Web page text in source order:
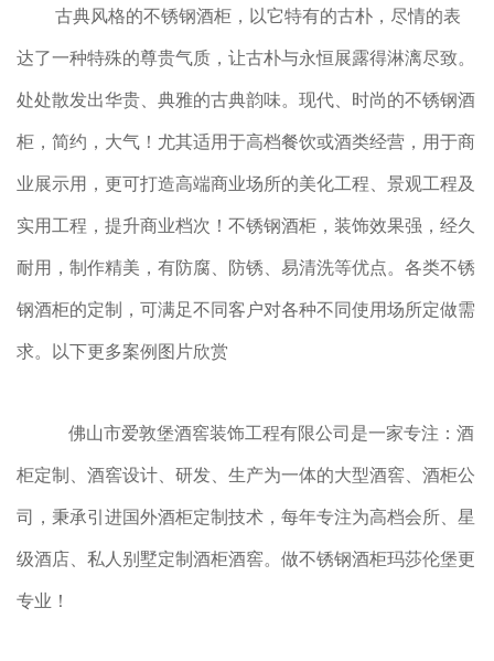
古典风格的不锈钢酒柜，以它特有的古朴，尽情的表
达了一种特殊的尊贵气质，让古朴与永恒展露得淋漓尽致。
处处散发出华贵、典雅的古典韵味。现代、时尚的不锈钢酒
柜，简约，大气！尤其适用于高档餐饮或酒类经营，用于商
业展示用，更可打造高端商业场所的美化工程、景观工程及
实用工程，提升商业档次！不锈钢酒柜，装饰效果强，经久
耐用，制作精美，有防腐、防锈、易清洗等优点。各类不锈
钢酒柜的定制，可满足不同客户对各种不同使用场所定做需
求。以下更多案例图片欣赏
佛山市爱敦堡酒窖装饰工程有限公司是一家专注：酒
柜定制、酒窖设计、研发、生产为一体的大型酒窖、酒柜公
司，秉承引进国外酒柜定制技术，每年专注为高档会所、星
级酒店、私人别墅定制酒柜酒窖。做不锈钢酒柜玛莎伦堡更
专业！